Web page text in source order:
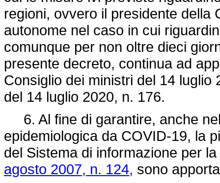
regioni, ovvero il presidente della
autonome nel caso in cui
comunque per non oltre dieci
presente decreto, continua ad
Consiglio dei ministri del 14
del 14 luglio 2020, n. 176.
6. Al fine di garantire, anche
epidemiologica da COVID-19, la
del Sistema di informazione per
agosto 2007, n. 124, sono